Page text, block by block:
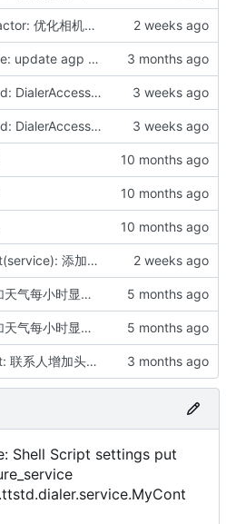
refactor: 优化相机工具及迁移FileUtils至iconloader模块
style: update agp android gradle version
build: DialerAccessibilityService命名空间修改，升级kotlin至2.4.0
build: DialerAccessibilityService命名空间修改，升级kotlin至2.4.0
feat(service): 添加内容捕获与语音交互服务
增加天气每小时显示，去掉autosize，增加svg显示
增加天气每小时显示，去掉autosize，增加svg显示
feat: 联系人增加头像选择
Shell Script settings put